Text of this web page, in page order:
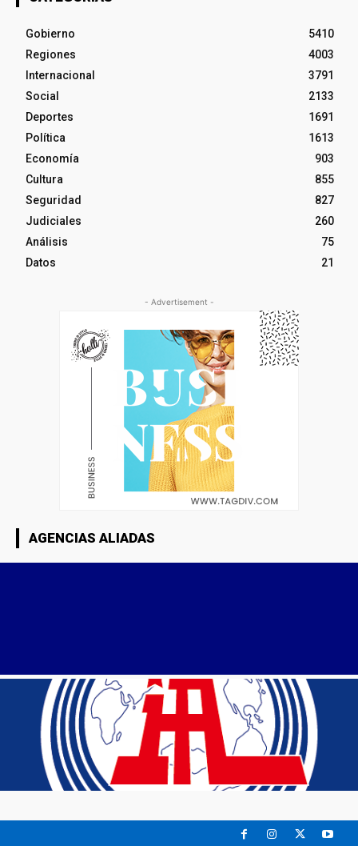
Gobierno
5410
Regiones
4003
Internacional
3791
Social
2133
Deportes
1691
Política
1613
Economía
903
Cultura
855
Seguridad
827
Judiciales
260
Análisis
75
Datos
21
- Advertisement -
AGENCIAS ALIADAS